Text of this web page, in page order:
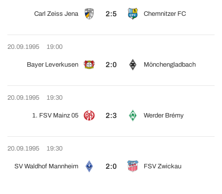
Carl Zeiss Jena 2:5 Chemnitzer FC
20.09.1995 19:00
Bayer Leverkusen 2:0 Mönchengladbach
20.09.1995 19:30
1. FSV Mainz 05 2:3 Werder Brémy
20.09.1995 19:30
SV Waldhof Mannheim 2:0 FSV Zwickau